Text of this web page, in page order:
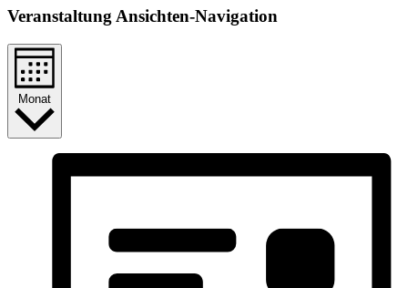
Veranstaltung Ansichten-Navigation
Monat